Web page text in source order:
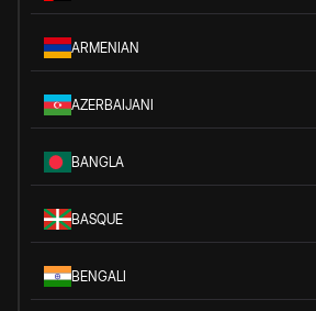
ARMENIAN
AZERBAIJANI
BANGLA
BASQUE
BENGALI